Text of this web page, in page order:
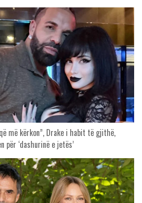
më kërkon”, Drake i habit të gjithë,
për ‘dashurinë e jetës’